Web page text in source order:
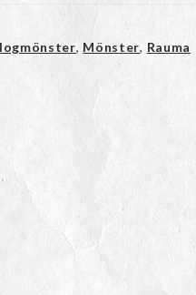
, Mönster, Rauma